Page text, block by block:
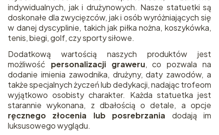
indywidualnych, jak i drużynowych. Nasze statuetki są
doskonałe dla zwycięzców, jak i osób wyróżniających się
w danej dyscyplinie, takich jak piłka nożna, koszykówka,
tenis, biegi, golf, czy sporty siłowe.
Dodatkową wartością naszych produktów jest
możliwość personalizacji graweru, co pozwala na
dodanie imienia zawodnika, drużyny, daty zawodów, a
także specjalnych życzeń lub dedykacji, nadając trofeom
wyjątkowo osobisty charakter. Każda statuetka jest
starannie wykonana, z dbałością o detale, a opcje
ręcznego złocenia lub posrebrzania dodają im
luksusowego wyglądu.